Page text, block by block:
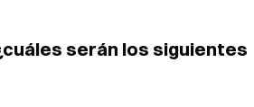
serán los siguientes